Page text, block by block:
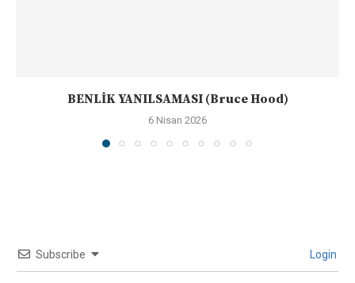
BENLİK YANILSAMASI (Bruce Hood)
6 Nisan 2026
Subscribe Login